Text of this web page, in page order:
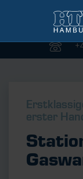
erster